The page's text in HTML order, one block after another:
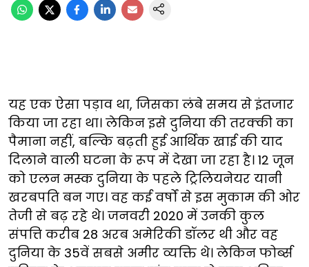
यह एक ऐसा पड़ाव था, जिसका लंबे समय से इंतजार
किया जा रहा था। लेकिन इसे दुनिया की तरक्की का
पैमाना नहीं, बल्कि बढ़ती हुई आर्थिक खाई की याद
दिलाने वाली घटना के रूप में देखा जा रहा है। 12 जून
को एलन मस्क दुनिया के पहले ट्रिलियनेयर यानी
खरबपति बन गए। वह कई वर्षों से इस मुकाम की ओर
तेजी से बढ़ रहे थे। जनवरी 2020 में उनकी कुल
संपत्ति करीब 28 अरब अमेरिकी डॉलर थी और वह
दुनिया के 35वें सबसे अमीर व्यक्ति थे। लेकिन फोर्ब्स